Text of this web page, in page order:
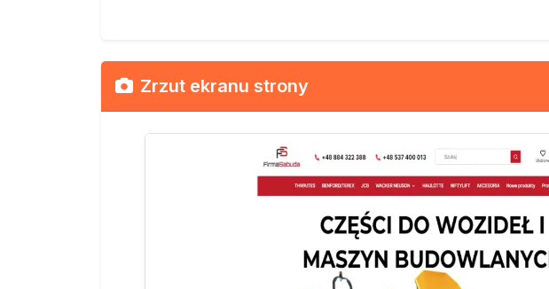
Zrzut ekranu strony